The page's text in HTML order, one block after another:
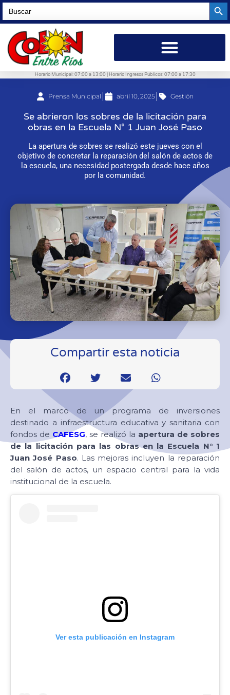
Search
for:
Horario Municipal: 07:00 a 13:00 | Horario Ingresos Públicos: 07:00 a 17:30
Prensa Municipal abril 10, 2025 Gestión
Se abrieron los sobres de la licitación para
obras en la Escuela N° 1 Juan José Paso
La apertura de sobres se realizó este jueves con el
objetivo de concretar la reparación del salón de actos de
la escuela, una necesidad postergada desde hace años
por la comunidad.
Compartir esta noticia
En el marco de un programa de inversiones
destinado a infraestructura educativa y sanitaria con
fondos de CAFESG, se realizó la apertura de sobres
de la licitación para las obras en la Escuela N° 1
Juan José Paso. Las mejoras incluyen la reparación
del salón de actos, un espacio central para la vida
institucional de la escuela.
Ver esta publicación en Instagram